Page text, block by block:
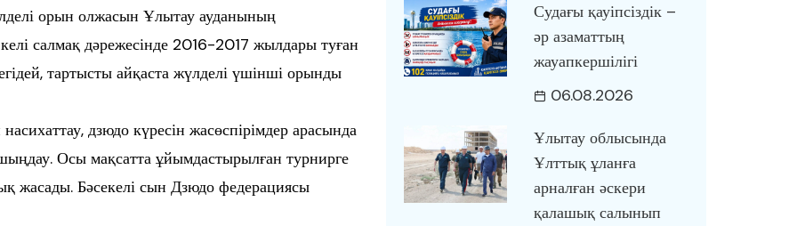
орын олжасын Ұлытау ауданының
салмақ дәрежесінде 2016-2017 жылдары туған
тартысты айқаста жүлделі үшінші орынды
дзюдо күресін жасөспірімдер арасында
Осы мақсатта ұйымдастырылған турнирге
жасады. Бәсекелі сын Дзюдо федерациясы
Судағы қауіпсіздік –
әр азаматтың
жауапкершілігі
06.08.2026
Ұлытау облысында
Ұлттық ұланға
арналған әскери
қалашық салынып